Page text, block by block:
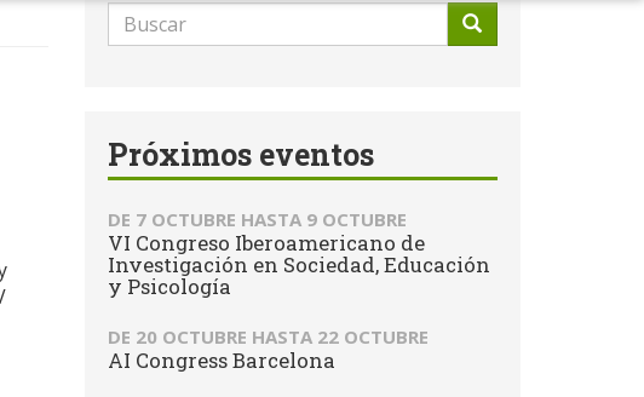
Formulario
de
Próximos eventos
DE 7 OCTUBRE HASTA 9 OCTUBRE
VI Congreso Iberoamericano de
Investigación en Sociedad, Educación
y Psicología
DE 20 OCTUBRE HASTA 22 OCTUBRE
AI Congress Barcelona